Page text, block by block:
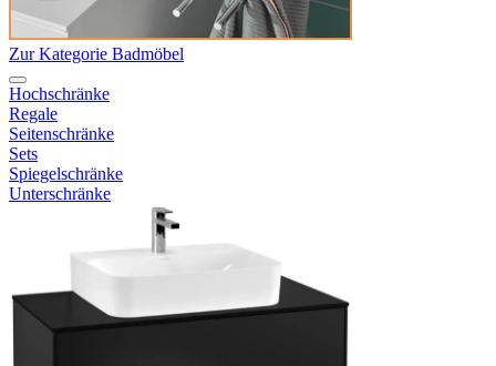
Zur Kategorie Badmöbel
Hochschränke
Regale
Seitenschränke
Sets
Spiegelschränke
Unterschränke